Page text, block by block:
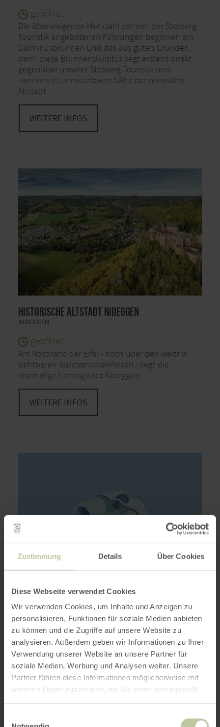
Zustimmung Details Über Cookies
Diese Webseite verwendet Cookies
Wir verwenden Cookies, um Inhalte und Anzeigen zu
personalisieren, Funktionen für soziale Medien anbieten
zu können und die Zugriffe auf unsere Website zu
analysieren. Außerdem geben wir Informationen zu Ihrer
Verwendung unserer Website an unsere Partner für
soziale Medien, Werbung und Analysen weiter. Unsere
Partner führen diese Informationen möglicherweise mit
weiteren Daten zusammen, die Sie ihnen bereitgestellt
geöffnet
Die überwiegende Mehrzahl der von der Stolberg-
Touristik angebotenen Führungen beginnen am
Galminusbrunnen Und das aus guten Gründen,
denn diese Brunnenskulptur liegt erstens direkt
gegenüber unserer Stolberg-Touristik und
zweitens in unmittelbarer Nähe der reizvollen
Altstadt…
WEITERE INFOS
Historische Altstadt Nideggen
NIDEGGEN
geöffnet
Am Nordrand der Eifel - hoch über den weithin
sichtbaren Buntsandsteinfelsen - liegt die
ehemalige Herzogstadt Nideggen.
WEITERE INFOS
Eifel-Blick "Nonnenbacher Weg"
BLANKENHEIM
geöffnet
Von diesem Standort (540 Meter über dem
Meeresspiegel) hat man bei gutem Wetter einen
herrlichen Ausblick über die Ahr- und
Eifellandschaft.